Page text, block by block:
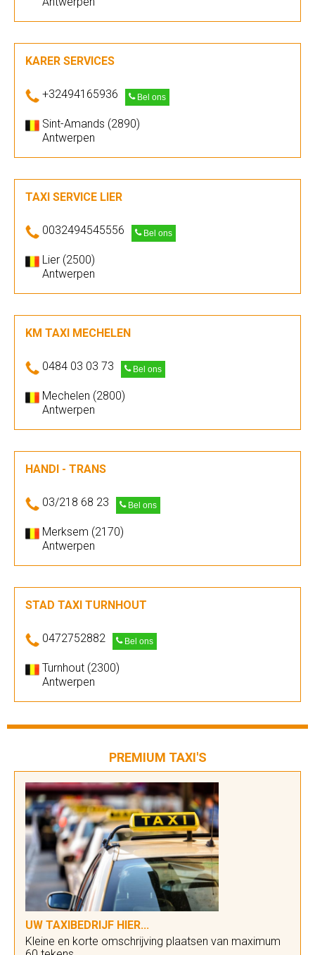
KARER SERVICES
+32494165936 Bel ons
Sint-Amands (2890)
Antwerpen
TAXI SERVICE LIER
0032494545556 Bel ons
Lier (2500)
Antwerpen
KM TAXI MECHELEN
0484 03 03 73 Bel ons
Mechelen (2800)
Antwerpen
HANDI - TRANS
03/218 68 23 Bel ons
Merksem (2170)
Antwerpen
STAD TAXI TURNHOUT
0472752882 Bel ons
Turnhout (2300)
Antwerpen
PREMIUM TAXI'S
UW TAXIBEDRIJF HIER...
Kleine en korte omschrijving plaatsen van maximum